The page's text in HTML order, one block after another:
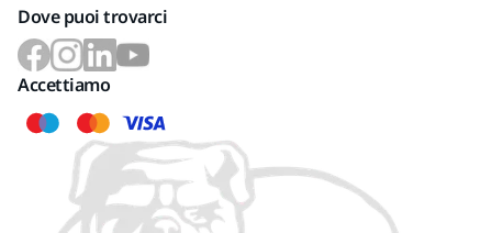
Dove puoi trovarci
Accettiamo